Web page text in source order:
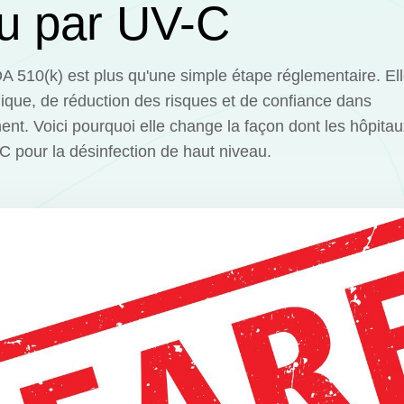
par UV-C
510(k) est plus qu'une simple étape réglementaire.
de réduction des risques et de confiance dans
Voici pourquoi elle change la façon dont les
pour la désinfection de haut niveau.